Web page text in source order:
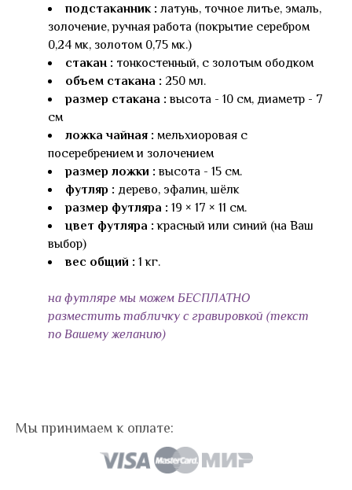
подстаканник : латунь, точное литье, эмаль,
золочение, ручная работа (покрытие серебром
0,24 мк, золотом 0,75 мк.)
стакан : тонкостенный, с золотым ободком
объем стакана : 250 мл.
размер стакана : высота - 10 см, диаметр - 7
см
ложка чайная : мельхиоровая с
посеребрением и золочением
размер ложки : высота - 15 см.
футляр : дерево, эфалин, шёлк
размер футляра : 19 × 17 × 11 см.
цвет футляра : красный или синий (на Ваш
выбор)
вес общий : 1 кг.
на футляре мы можем БЕСПЛАТНО
разместить табличку с гравировкой (текст
по Вашему желанию)
Мы принимаем к оплате: